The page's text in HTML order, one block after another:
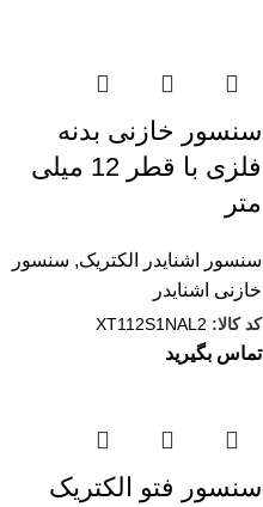
سنسور خازنی بدنه
فلزی با قطر 12 میلی
متر
سنسور اشنایدر الکتریک, سنسور
خازنی اشنایدر
کد کالا: XT112S1NAL2
تماس بگیرید
سنسور فتو الکتریک